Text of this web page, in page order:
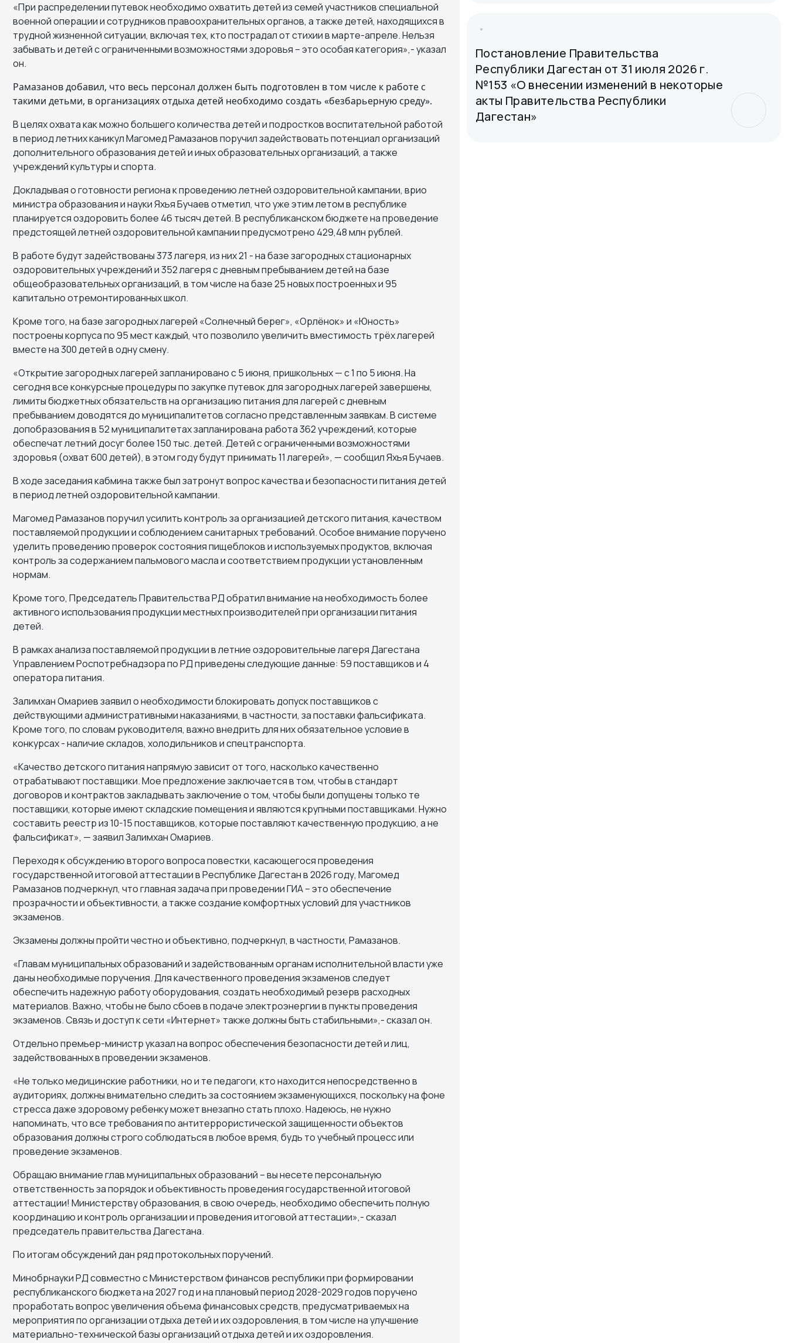
«При распределении путевок необходимо охватить детей из семей участников специальной
военной операции и сотрудников правоохранительных органов, а также детей, находящихся в
трудной жизненной ситуации, включая тех, кто пострадал от стихии в марте-апреле. Нельзя
забывать и детей с ограниченными возможностями здоровья – это особая категория»,- указал
он.
Рамазанов добавил, что весь персонал должен быть подготовлен в том числе к работе с
такими детьми, в организациях отдыха детей необходимо создать «безбарьерную среду».
В целях охвата как можно большего количества детей и подростков воспитательной работой
в период летних каникул Магомед Рамазанов поручил задействовать потенциал организаций
дополнительного образования детей и иных образовательных организаций, а также
учреждений культуры и спорта.
Докладывая о готовности региона к проведению летней оздоровительной кампании, врио
министра образования и науки Яхья Бучаев отметил, что уже этим летом в республике
планируется оздоровить более 46 тысяч детей. В республиканском бюджете на проведение
предстоящей летней оздоровительной кампании предусмотрено 429,48 млн рублей.
В работе будут задействованы 373 лагеря, из них 21 - на базе загородных стационарных
оздоровительных учреждений и 352 лагеря с дневным пребыванием детей на базе
общеобразовательных организаций, в том числе на базе 25 новых построенных и 95
капитально отремонтированных школ.
Кроме того, на базе загородных лагерей «Солнечный берег», «Орлёнок» и «Юность»
построены корпуса по 95 мест каждый, что позволило увеличить вместимость трёх лагерей
вместе на 300 детей в одну смену.
«Открытие загородных лагерей запланировано с 5 июня, пришкольных — с 1 по 5 июня. На
сегодня все конкурсные процедуры по закупке путевок для загородных лагерей завершены,
лимиты бюджетных обязательств на организацию питания для лагерей с дневным
пребыванием доводятся до муниципалитетов согласно представленным заявкам. В системе
допобразования в 52 муниципалитетах запланирована работа 362 учреждений, которые
обеспечат летний досуг более 150 тыс. детей. Детей с ограниченными возможностями
здоровья (охват 600 детей), в этом году будут принимать 11 лагерей», — сообщил Яхья Бучаев.
В ходе заседания кабмина также был затронут вопрос качества и безопасности питания детей
в период летней оздоровительной кампании.
Магомед Рамазанов поручил усилить контроль за организацией детского питания, качеством
поставляемой продукции и соблюдением санитарных требований. Особое внимание поручено
уделить проведению проверок состояния пищеблоков и используемых продуктов, включая
контроль за содержанием пальмового масла и соответствием продукции установленным
нормам.
Кроме того, Председатель Правительства РД обратил внимание на необходимость более
активного использования продукции местных производителей при организации питания
детей.
В рамках анализа поставляемой продукции в летние оздоровительные лагеря Дагестана
Управлением Роспотребнадзора по РД приведены следующие данные: 59 поставщиков и 4
оператора питания.
Залимхан Омариев заявил о необходимости блокировать допуск поставщиков с
действующими административными наказаниями, в частности, за поставки фальсификата.
Кроме того, по словам руководителя, важно внедрить для них обязательное условие в
конкурсах - наличие складов, холодильников и спецтранспорта.
«Качество детского питания напрямую зависит от того, насколько качественно
отрабатывают поставщики. Мое предложение заключается в том, чтобы в стандарт
договоров и контрактов закладывать заключение о том, чтобы были допущены только те
поставщики, которые имеют складские помещения и являются крупными поставщиками. Нужно
составить реестр из 10-15 поставщиков, которые поставляют качественную продукцию, а не
фальсификат», — заявил Залимхан Омариев.
Переходя к обсуждению второго вопроса повестки, касающегося проведения
государственной итоговой аттестации в Республике Дагестан в 2026 году, Магомед
Рамазанов подчеркнул, что главная задача при проведении ГИА – это обеспечение
прозрачности и объективности, а также создание комфортных условий для участников
экзаменов.
Экзамены должны пройти честно и объективно, подчеркнул, в частности, Рамазанов.
«Главам муниципальных образований и задействованным органам исполнительной власти уже
даны необходимые поручения. Для качественного проведения экзаменов следует
обеспечить надежную работу оборудования, создать необходимый резерв расходных
материалов. Важно, чтобы не было сбоев в подаче электроэнергии в пункты проведения
экзаменов. Связь и доступ к сети «Интернет» также должны быть стабильными»,- сказал он.
Отдельно премьер-министр указал на вопрос обеспечения безопасности детей и лиц,
задействованных в проведении экзаменов.
«Не только медицинские работники, но и те педагоги, кто находится непосредственно в
аудиториях, должны внимательно следить за состоянием экзаменующихся, поскольку на фоне
стресса даже здоровому ребенку может внезапно стать плохо. Надеюсь, не нужно
напоминать, что все требования по антитеррористической защищенности объектов
образования должны строго соблюдаться в любое время, будь то учебный процесс или
проведение экзаменов.
Обращаю внимание глав муниципальных образований – вы несете персональную
ответственность за порядок и объективность проведения государственной итоговой
аттестации! Министерству образования, в свою очередь, необходимо обеспечить полную
координацию и контроль организации и проведения итоговой аттестации»,- сказал
председатель правительства Дагестана.
По итогам обсуждений дан ряд протокольных поручений.
Минобрнауки РД совместно с Министерством финансов республики при формировании
республиканского бюджета на 2027 год и на плановый период 2028-2029 годов поручено
проработать вопрос увеличения объема финансовых средств, предусматриваемых на
мероприятия по организации отдыха детей и их оздоровления, в том числе на улучшение
материально-технической базы организаций отдыха детей и их оздоровления.
Постановление Правительства
Республики Дагестан от 31 июля 2026 г.
№153 «О внесении изменений в некоторые
акты Правительства Республики
Дагестан»